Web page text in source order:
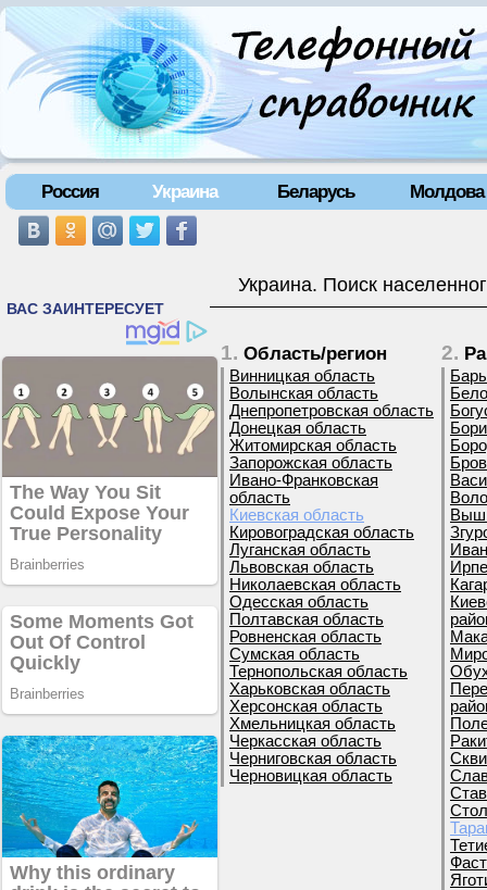
Россия Украина Беларусь Молдова
Украина. Поиск
1. Область/регион
Винницкая область
Волынская область
Днепропетровская область
Донецкая область
Житомирская область
Запорожская область
Ивано-Франковская
область
Киевская область
Кировоградская область
Луганская область
Львовская область
Николаевская область
Одесская область
Полтавская область
Ровненская область
Сумская область
Тернопольская область
Харьковская область
Херсонская область
Хмельницкая область
Черкасская область
Черниговская область
Черновицкая область
2.